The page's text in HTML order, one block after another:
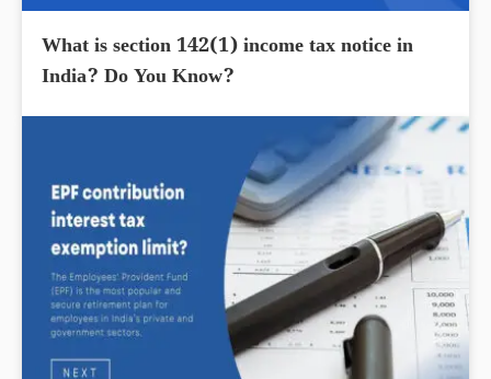
What is section 142(1) income tax notice in
India? Do You Know?